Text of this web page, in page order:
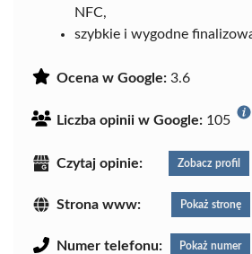
NFC,
szybkie i wygodne
Ocena w Google: 3.6
Liczba opinii w Google: 105
Czytaj opinie: Zobacz profil
Strona www: Pokaż stronę
Numer telefonu: Pokaż numer